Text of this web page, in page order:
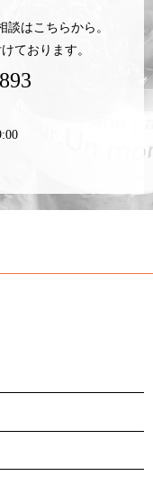
はこちらから。
ております。